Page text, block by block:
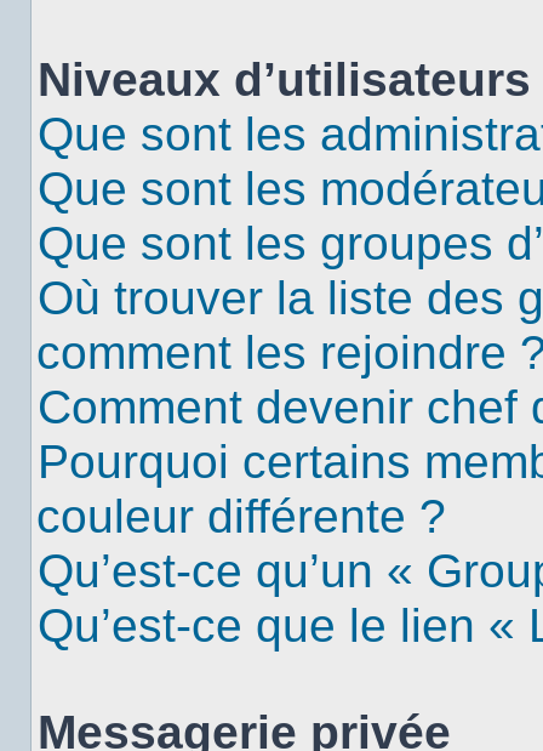
Niveaux
Que sont les
Que sont les
Que sont les groupes
Où trouver la liste des
comment les rejoindre
Comment devenir chef
Pourquoi certains
couleur différente ?
Qu’est-ce qu’un «
Qu’est-ce que le lien «
Messagerie privée